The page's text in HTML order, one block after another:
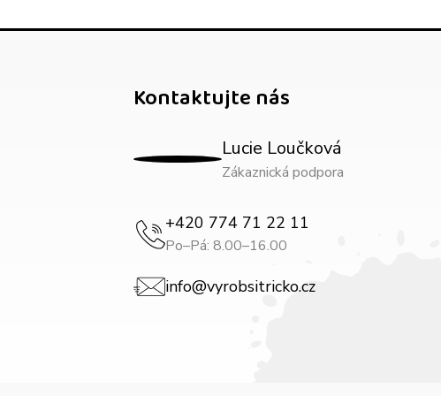
Kontaktujte nás
Lucie Loučková
Zákaznická podpora
+420 774 71 22 11
Po–Pá: 8.00–16.00
info@vyrobsitricko.cz